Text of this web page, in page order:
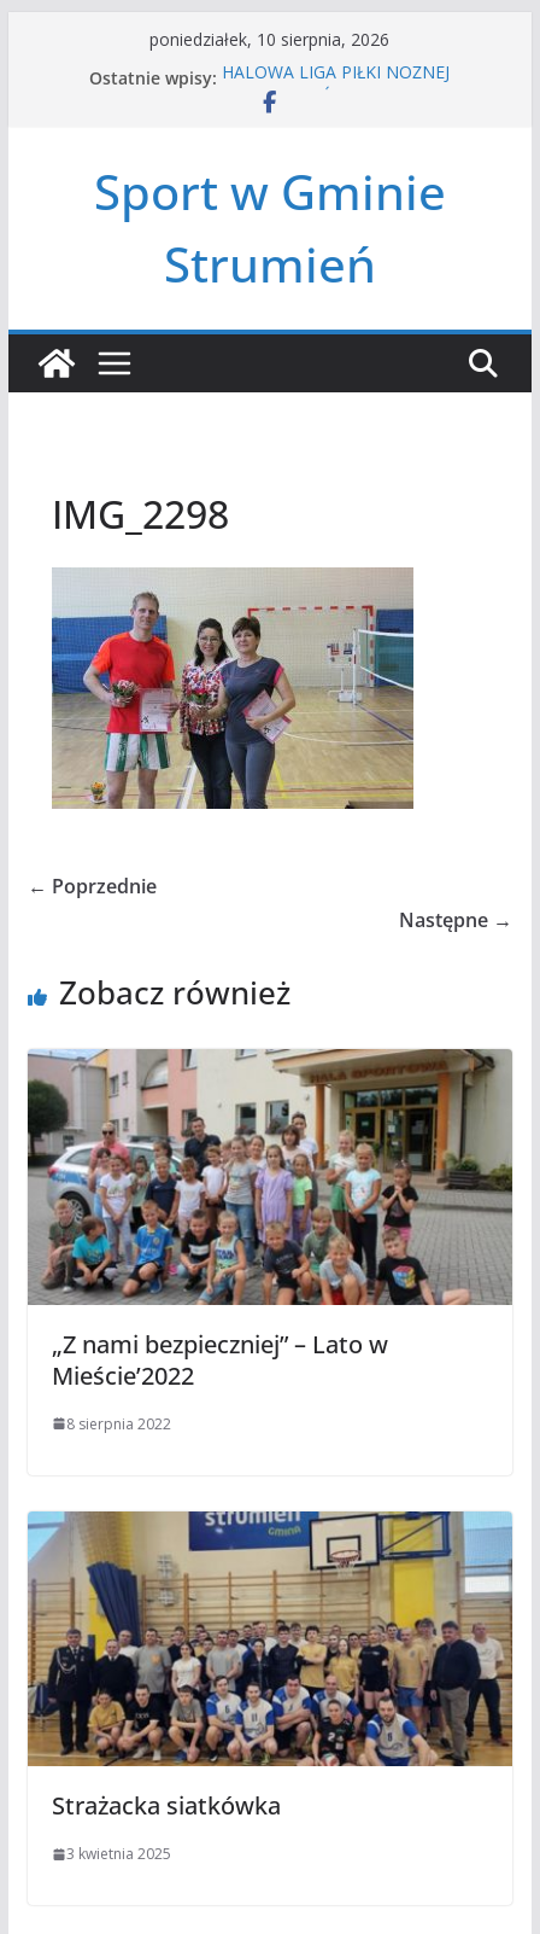
poniedziałek, 10 sierpnia, 2026
Ostatnie wpisy: HALOWA LIGA PIŁKI NOŻNEJ
LATO W MIEŚCIE’2026
Czwórbój lekkoatletyczny
Sport w Gminie
Strumień
IMG_2298
← Poprzednie
Następne →
Zobacz również
„Z nami bezpieczniej” – Lato w
Mieście’2022
8 sierpnia 2022
Strażacka siatkówka
3 kwietnia 2025